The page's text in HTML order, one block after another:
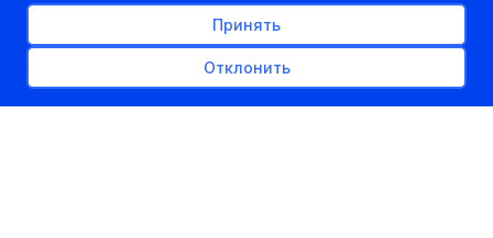
Принять
Отклонить